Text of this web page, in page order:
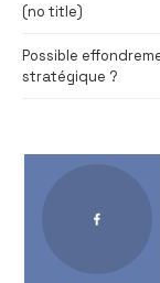
(no title)
Possible
stratégique ?